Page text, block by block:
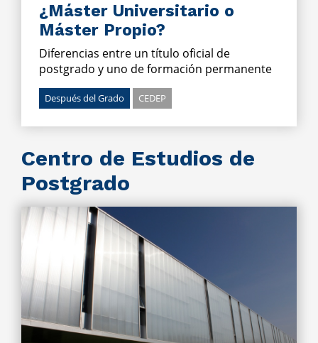
¿Máster Universitario o
Máster Propio?
Diferencias entre un título oficial de
postgrado y uno de formación permanente
Después del Grado CEDEP
Centro de Estudios de
Postgrado